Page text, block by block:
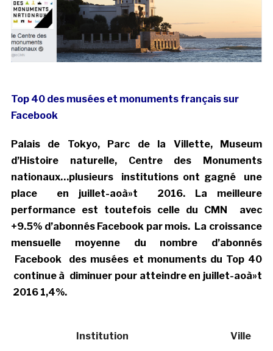
Top 40 des musées et monuments français sur
Facebook
Palais de Tokyo, Parc de la Villette, Museum
d’Histoire naturelle, Centre des Monuments
nationaux…plusieurs institutions ont gagné une
place en juillet-aoà»t 2016. La meilleure
performance est toutefois celle du CMN avec
+9.5% d’abonnés Facebook par mois. La croissance
mensuelle moyenne du nombre d’abonnés
Facebook des musées et monuments du Top 40
continue à diminuer pour atteindre en juillet-aoà»t
2016 1,4%.
Institution Ville